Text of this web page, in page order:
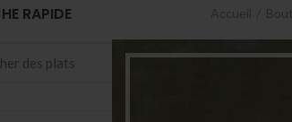
RAPIDE